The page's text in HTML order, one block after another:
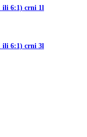
ili 6:1) crni 1l
ili 6:1) crni 3l